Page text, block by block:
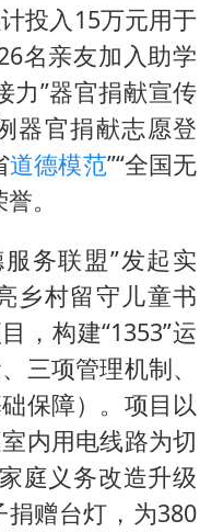
投入15万元用于
名亲友加入助学
力”器官捐献宣传
器官捐献志愿登
道德模范”“全国无
。
务联盟”发起实
乡村留守儿童书
，构建“1353”运
三项管理机制、
保障）。项目以
内用电线路为切
庭义务改造升级
赠台灯，为380